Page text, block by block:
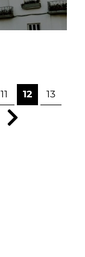
11 12 13